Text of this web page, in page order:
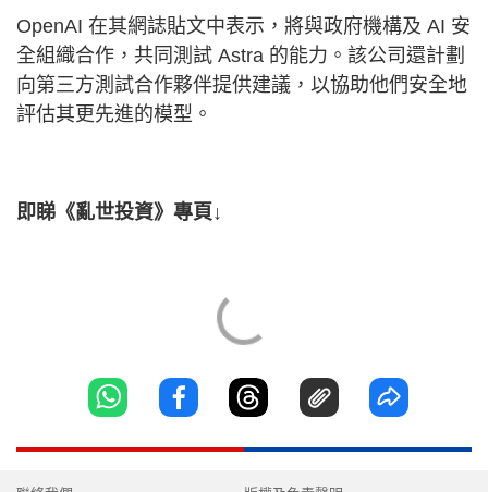
OpenAI 在其網誌貼文中表示，將與政府機構及 AI 安
全組織合作，共同測試 Astra 的能力。該公司還計劃
向第三方測試合作夥伴提供建議，以協助他們安全地
評估其更先進的模型。
即睇《亂世投資》專頁↓